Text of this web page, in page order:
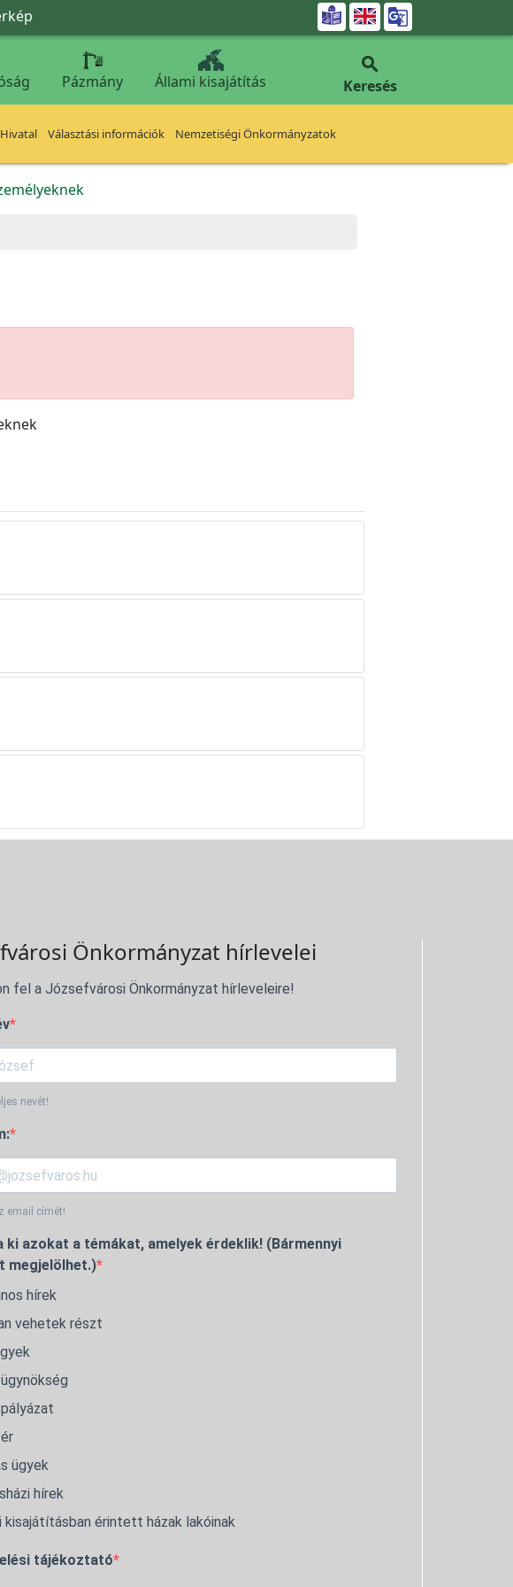

Pázmány Állami kisajátítás

Keresés
Választási információk Nemzetiségi Önkormányzatok
Önkormányzat hírlevelei
fel a Józsefvárosi Önkormányzat hírleveleire!
nevét!
email címét!
ki azokat a témákat, amelyek érdeklik! (Bármennyi
megjelölhet.)
hírek
vehetek részt
ügyek
hírek
kisajátításban érintett házak lakóinak
tájékoztató